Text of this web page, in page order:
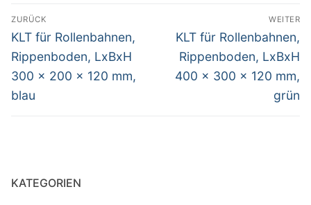
Beitragsnavigation
ZURÜCK
Vorheriger
Beitrag:
KLT für Rollenbahnen,
Rippenboden, LxBxH
300 x 200 x 120 mm,
blau
WEITER
Nächster
Beitrag:
KLT für Rollenbahnen,
Rippenboden, LxBxH
400 x 300 x 120 mm,
grün
KATEGORIEN